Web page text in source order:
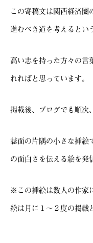
この寄稿文は関西経済圏
進むべき道を考えるとい
高い志を持った方々の言
れればと思っています。
掲載後、ブログでも順次
誌面の片隅の小さな挿絵
の面白さを伝える絵を発
※この挿絵は数人の作家
絵は月に１～２度の掲載